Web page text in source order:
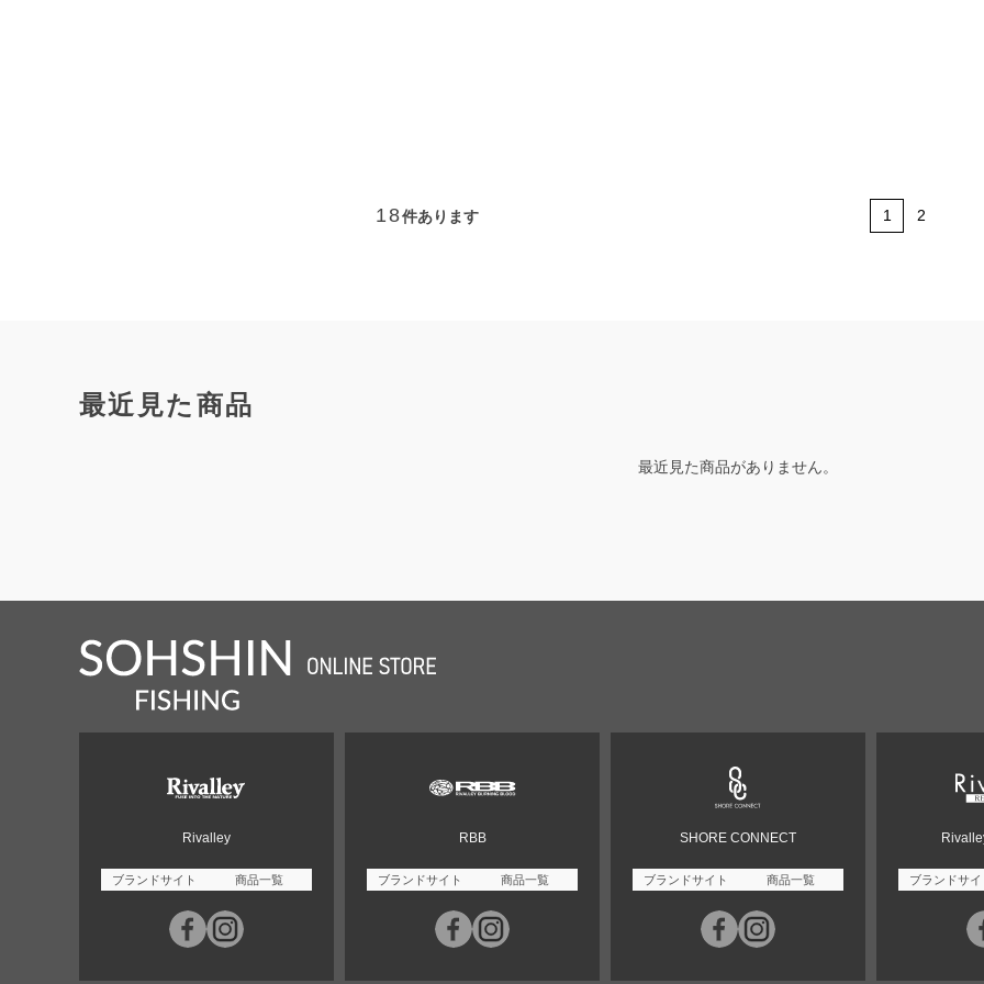
18件あります 1 2
最近見た商品
最近見た商品がありません。
Rivalley
ブランドサイト 商品一覧
RBB
ブランドサイト 商品一覧
SHORE CONNECT
ブランドサイト 商品一覧 ブランドサイ